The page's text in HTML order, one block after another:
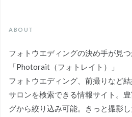
ABOUT
フォトウエディングの決め手が見
「Photorait（フォトレイト）」
フォトウエディング、前撮りなど
サロンを検索できる情報サイト。
グから絞り込み可能。きっと撮影